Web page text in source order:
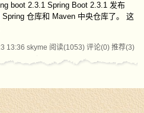
boot 2.3.1 Spring Boot 2.3.1 发布
仓库和 Maven 中央仓库了。 这
13:36 skyme 阅读(1053) 评论(0) 推荐(3)